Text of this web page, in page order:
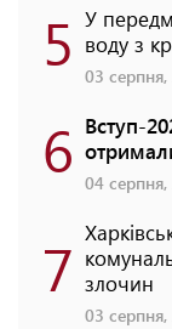
5 У
воду з
03
6 Вступ-
04
7 злочин
03